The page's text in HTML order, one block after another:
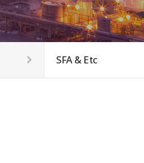
SFA & Etc